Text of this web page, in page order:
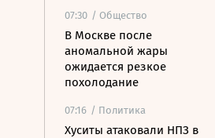
07:30 / Общество
В Москве после
аномальной жары
ожидается резкое
похолодание
07:16 / Политика
Хуситы атаковали НПЗ в